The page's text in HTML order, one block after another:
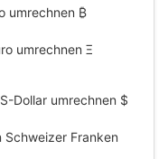
umrechnen ₿
umrechnen Ξ
Dollar umrechnen $
Schweizer Franken